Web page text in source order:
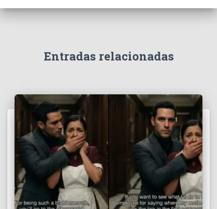
Entradas relacionadas